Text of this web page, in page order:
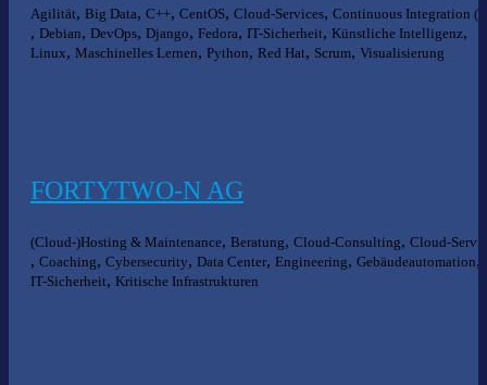
Agilität, Big Data, C++, CentOS, Cloud-Services, Continuous Integration
, Debian, DevOps, Django, Fedora, IT-Sicherheit, Künstliche Intelligenz,
Linux, Maschinelles Lernen, Python, Red Hat, Scrum, Visualisierung
FORTYTWO-N AG
(Cloud-)Hosting & Maintenance, Beratung, Cloud-Consulting, Cloud-
, Coaching, Cybersecurity, Data Center, Engineering, Gebäudeautomation,
IT-Sicherheit, Kritische Infrastrukturen